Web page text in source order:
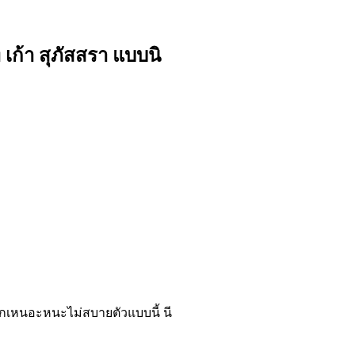
ก้า สุภัสสรา แบบนิ
เหนอะหนะไม่สบายตัวแบบนี้ นี